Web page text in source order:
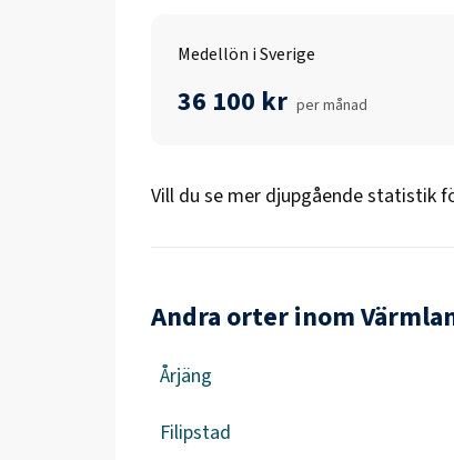
Medellön i Sverige
36 100 kr per månad
Vill du se mer djupgående statistik
Andra orter inom
Årjäng
Filipstad